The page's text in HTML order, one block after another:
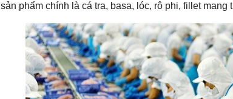
sản phẩm chính là cá tra, basa, lóc, rô phi, fillet